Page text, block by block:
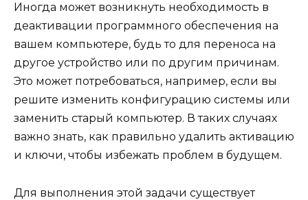
Иногда может возникнуть необходимость в
деактивации программного обеспечения на
вашем компьютере, будь то для переноса на
другое устройство или по другим причинам.
Это может потребоваться, например, если вы
решите изменить конфигурацию системы или
заменить старый компьютер. В таких случаях
важно знать, как правильно удалить активацию
и ключи, чтобы избежать проблем в будущем.
Для выполнения этой задачи существует